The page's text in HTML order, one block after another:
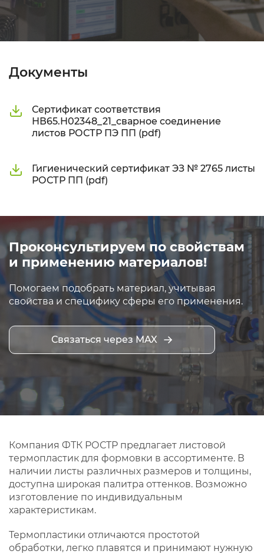
Документы
Сертификат соответствия
НВ65.Н02348_21_сварное соединение
листов РОСТР ПЭ ПП (pdf)
Гигиенический сертификат ЭЗ № 2765 листы
РОСТР ПП (pdf)
Проконсультируем по свойствам
и применению материалов!
Помогаем подобрать материал, учитывая
свойства и специфику сферы его применения.
Связаться через MAX
Компания ФТК РОСТР предлагает листовой
термопластик для формовки в ассортименте. В
наличии листы различных размеров и толщины,
доступна широкая палитра оттенков. Возможно
изготовление по индивидуальным
характеристикам.
Термопластики отличаются простотой
обработки, легко плавятся и принимают нужную